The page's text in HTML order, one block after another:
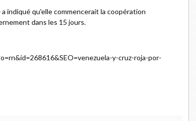
indiqué qu'elle commencerait la coopération
dans les 15 jours.
y-cruz-roja-por-